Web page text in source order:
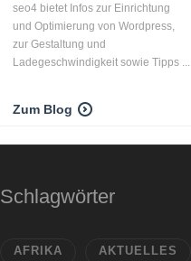
seo4 bietet Infos zur Einrichtung
und Optimierung von Wordpress,
zur Gestaltung und
Ladegeschwindigkeit sowie Tipps ...
Zum Blog
Schlagwörter
AFRIKA AKTUELLES